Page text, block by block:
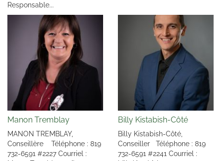
Responsable...
Manon Tremblay
MANON TREMBLAY,
Conseillère Téléphone : 819
732-6591 #2227 Courriel :
Billy Kistabish-Côté
Billy Kistabish-Côté,
Conseiller Téléphone : 819
732-6591 #2241 Courriel :